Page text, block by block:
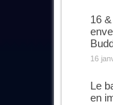
16
16
Le
en